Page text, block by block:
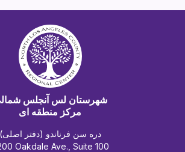
شهرستان لس آنجلس
مرکز منطقه ای
دره سن فرناندو (دفتر اصلی)
Oakdale Ave., Suite 100